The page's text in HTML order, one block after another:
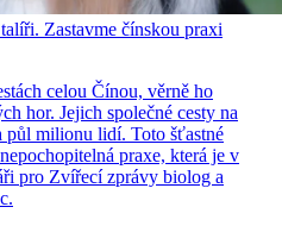
Zastavme čínskou praxi
celou Čínou, věrně ho
hor. Jejich společné cesty na
půl milionu lidí. Toto šťastné
praxe, která je v
pro Zvířecí zprávy biolog a